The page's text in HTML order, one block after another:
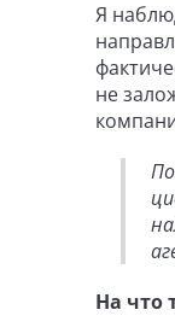
Я
не
На что